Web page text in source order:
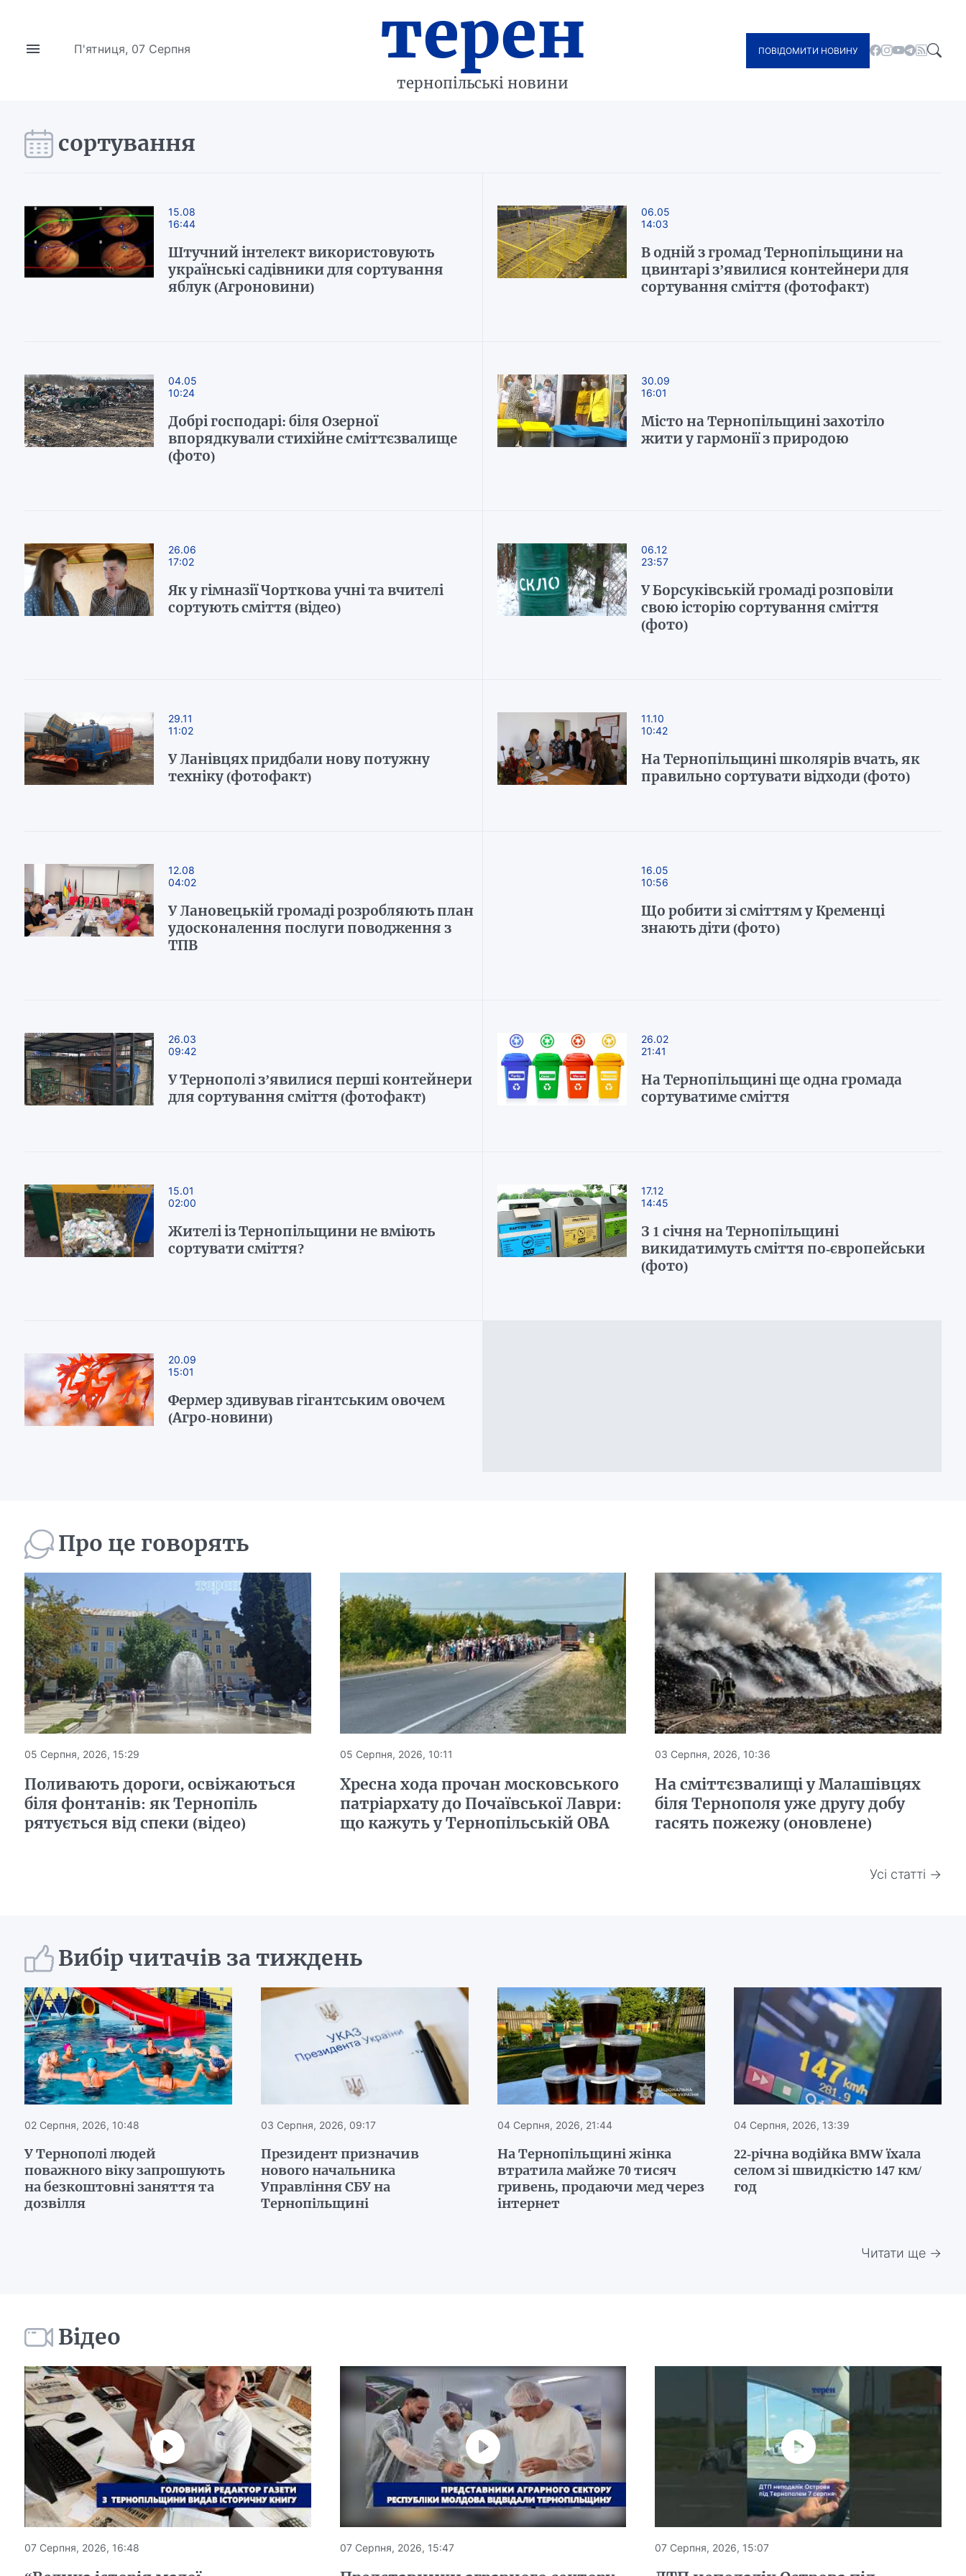
П'ятниця, 07 Серпня терен
тернопільські новини
ПОВІДОМИТИ НОВИНУ
сортування
15.08
16:44
Штучний інтелект використовують
українські садівники для сортування
яблук (Агроновини)
06.05
14:03
В одній з громад Тернопільщини на
цвинтарі з’явилися контейнери для
сортування сміття (фотофакт)
04.05
10:24
Добрі господарі: біля Озерної
впорядкували стихійне сміттєзвалище
(фото)
30.09
16:01
Місто на Тернопільщині захотіло
жити у гармонії з природою
26.06
17:02
Як у гімназії Чорткова учні та вчителі
сортують сміття (відео)
06.12
23:57
У Борсуківській громаді розповіли
свою історію сортування сміття
(фото)
29.11
11:02
У Ланівцях придбали нову потужну
техніку (фотофакт)
11.10
10:42
На Тернопільщині школярів вчать, як
правильно сортувати відходи (фото)
12.08
04:02
У Лановецькій громаді розробляють план
удосконалення послуги поводження з
ТПВ
16.05
10:56
Що робити зі сміттям у Кременці
знають діти (фото)
26.03
09:42
У Тернополі з’явилися перші контейнери
для сортування сміття (фотофакт)
26.02
21:41
На Тернопільщині ще одна громада
сортуватиме сміття
15.01
02:00
Жителі із Тернопільщини не вміють
сортувати сміття?
17.12
14:45
З 1 січня на Тернопільщині
викидатимуть сміття по-європейськи
(фото)
20.09
15:01
Фермер здивував гігантським овочем
(Агро-новини)
Про це говорять
05 Серпня, 2026, 15:29
Поливають дороги, освіжаються
біля фонтанів: як Тернопіль
рятується від спеки (відео)
05 Серпня, 2026, 10:11
Хресна хода прочан московського
патріархату до Почаївської Лаври:
що кажуть у Тернопільській ОВА
03 Серпня, 2026, 10:36
На сміттєзвалищі у Малашівцях
біля Тернополя уже другу добу
гасять пожежу (оновлене)
Усі статті →
Вибір читачів за тиждень
02 Серпня, 2026, 10:48
У Тернополі людей
поважного віку запрошують
на безкоштовні заняття та
дозвілля
03 Серпня, 2026, 09:17
Президент призначив
нового начальника
Управління СБУ на
Тернопільщині
04 Серпня, 2026, 21:44
На Тернопільщині жінка
втратила майже 70 тисяч
гривень, продаючи мед через
інтернет
04 Серпня, 2026, 13:39
22-річна водійка BMW їхала
селом зі швидкістю 147 км/
год
Читати ще →
Відео
07 Серпня, 2026, 16:48 07 Серпня, 2026, 15:47 07 Серпня, 2026, 15:07